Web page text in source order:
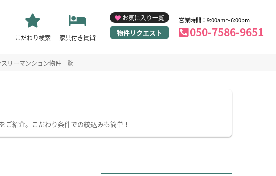
こだわり検索 家具付き賃貸
お気に入り一覧
物件リクエスト
営業時間：9:00am～6:00pm
050-7586-9651
リーマンション物件一覧
紹介。こだわり条件での絞込みも簡単！